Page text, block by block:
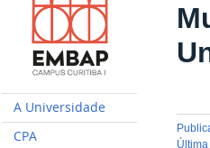
A Universidade
CPA